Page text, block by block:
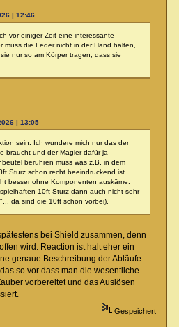
| 12:46
vor einiger Zeit eine interessante
muss die Feder nicht in der Hand halten,
nur so am Körper tragen, dass sie
| 13:05
sein. Ich wundere mich nur das der
braucht und der Magier dafür ja
berühren muss was z.B. in dem
Sturz schon recht beeindruckend ist.
besser ohne Komponenten auskäme.
10ft Sturz dann auch nicht sehr
da sind die 10ft schon vorbei).
bei Shield zusammen, denn
wird. Reaction ist halt eher ein
genaue Beschreibung der Abläufe
so vor dass man die wesentliche
vorbereitet und das Auslösen
Gespeichert